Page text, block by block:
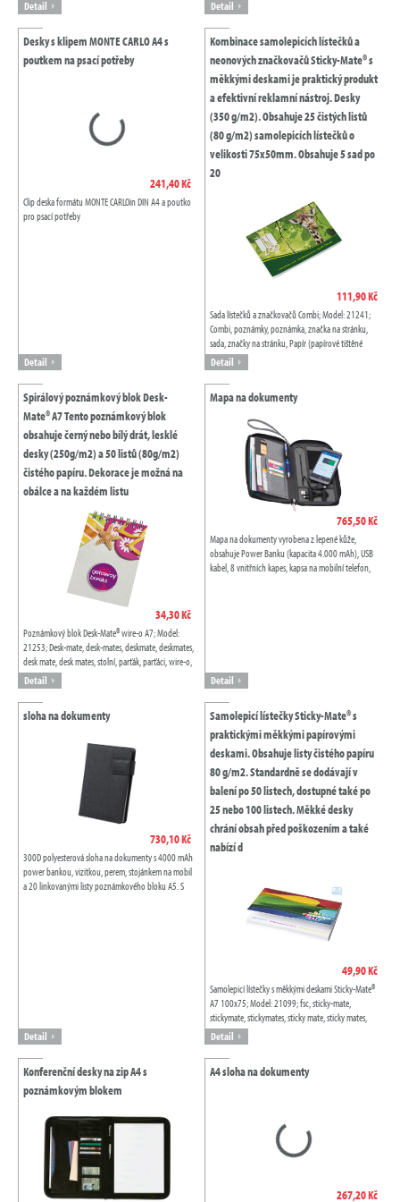
Detail
Detail
Desky s klipem MONTE CARLO A4 s
poutkem na psací potřeby
241,40 Kč
Clip deska formátu MONTE CARLOin DIN A4 a poutko
pro psací potřeby
Detail
Kombinace samolepicích lístečků a
neonových značkovačů Sticky-Mate® s
měkkými deskami je praktický produkt
a efektivní reklamní nástroj. Desky
(350 g/m2). Obsahuje 25 čistých listů
(80 g/m2) samolepicích lístečků o
velikosti 75x50mm. Obsahuje 5 sad po
20
111,90 Kč
Sada lístečků a značkovačů Combi; Model: 21241;
Combi, poznámky, poznámka, značka na stránku,
sada, značky na stránku, Papír (papírové tištěné
výrobky), Lepicí bločky, Bílá, White,...
Detail
Spirálový poznámkový blok Desk-
Mate® A7 Tento poznámkový blok
obsahuje černý nebo bílý drát, lesklé
desky (250g/m2) a 50 listů (80g/m2)
čistého papíru. Dekorace je možná na
obálce a na každém listu
34,30 Kč
Poznámkový blok Desk-Mate® wire-o A7; Model:
21253; Desk-mate, desk-mates, deskmate, deskmates,
desk mate, desk mates, stolní, parťák, parťáci, wire-o,
desk-mate wire-o, poznámkový...
Detail
Mapa na dokumenty
765,50 Kč
Mapa na dokumenty vyrobena z lepené kůže,
obsahuje Power Banku (kapacita 4.000 mAh), USB
kabel, 8 vnitřních kapes, kapsa na mobilní telefon,
Detail
sloha na dokumenty
730,10 Kč
300D polyesterová sloha na dokumenty s 4000 mAh
power bankou, vizitkou, perem, stojánkem na mobil
a 20 linkovanými listy poznámkového bloku A5. S
Detail
Samolepicí lístečky Sticky-Mate® s
praktickými měkkými papírovými
deskami. Obsahuje listy čistého papíru
80 g/m2. Standardně se dodávají v
balení po 50 listech, dostupné také po
25 nebo 100 listech. Měkké desky
chrání obsah před poškozením a také
nabízí d
49,90 Kč
Samolepicí lístečky s měkkými deskami Sticky-Mate®
A7 100x75; Model: 21099; fsc, sticky-mate,
stickymate, stickymates, sticky mate, sticky mates,
lepící, parťák, parťáci, poznámka,...
Detail
Konferenční desky na zip A4 s
poznámkovým blokem
A4 sloha na dokumenty
267,20 Kč